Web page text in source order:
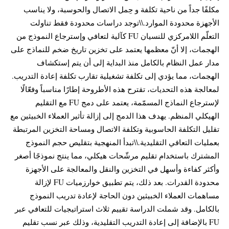
مكلفًا جداً من ناحية تكلفة و حِمل الاتصال والحوسبة، ولا يناسب
الأجهزة محدودة الموارد.\\توجد دراسات محدودة فقط تناولت
التعلّم اللامركزي للنسيان FU كآلية لتعافي وإسترجاع النموذج من
الهجمات، إلا أنّ معظمها يعتمد على تخزين تاريخ ضخم للنماذج على
مدار عمل النظام بالكامل منذ البداية إلى أن يتم إستكشاف
الهجمات، مما يؤدي إلى تكلفة تشغيلية تقارب تكلفة إعادة التدريب.
لمعالجة هذه التحديات، تقترح هذه الأطروحة إطارًا مناسباً وفعّالًا
لإسترجاع النماذج المسمّمة، يعتمد على دمج FU مع التقليم
الهيكلي المنظم. يهدف هذا الدمج إلى إزالة تأثير العملاء الخبيثين مع
تقليل التكلفة الحاسوبية وتكلفة الاتصال ومساحة التخزين المرتبطة
بعمليات التعافي التقليدية.\\تبدأ المنهجية بتقليص حجم النموذج
المشترك باستخدام تقليم مرشّحات هيكلي، مما ينتج نموذجًا أصغر
وأكثر كفاءة وأسهل في التخزين والنقل والمعالجة على الأجهزة
محدودة القدرات. بعد ذلك، يتم تطبيق خوارزميات FU لإزالة
مساهمات العملاء الخبيثين دون الحاجة لإعادة تدريب النموذج
بالكامل. وقد شملت الدراسة تقييم ثلاث استراتيجيات للتعافي عبر
FU بالإضافة إلى إعادة التدريب التقليدية، وذلك عبر نسب تقليم